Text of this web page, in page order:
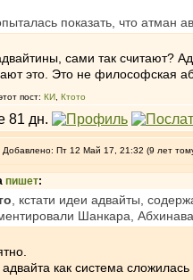
показать, что атман
сами так считают?
это. Это не философская
пост: КИ Ктото
Добавлено: Пт 12 Май 17, 21:32 (9 лет
пишет:
, кстати идеи адвайты,
Шанкара,
как система